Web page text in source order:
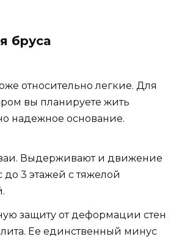
бруса
относительно легкие. Для
вы планируете жить
надежное основание.
Выдерживают и движение
до 3 этажей с тяжелой
защиту от деформации стен
Ее единственный минус